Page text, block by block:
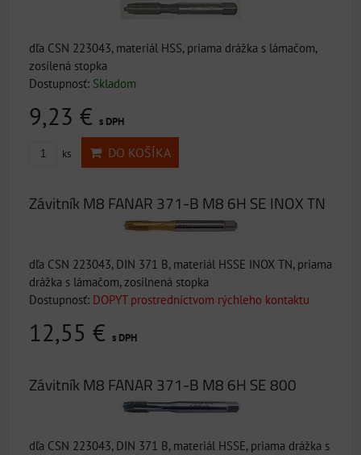
dľa CSN 223043, materiál HSS, priama drážka s lámačom,
zosílená stopka
Dostupnosť: Skladom
9,23 € s DPH
ks DO KOŠÍKA
Závitník M8 FANAR 371-B M8 6H SE INOX TN
dľa CSN 223043, DIN 371 B, materiál HSSE INOX TN, priama
drážka s lámačom, zosilnená stopka
Dostupnosť: DOPYT prostredníctvom rýchleho kontaktu
12,55 € s DPH
Závitník M8 FANAR 371-B M8 6H SE 800
dľa CSN 223043, DIN 371 B, materiál HSSE, priama drážka s